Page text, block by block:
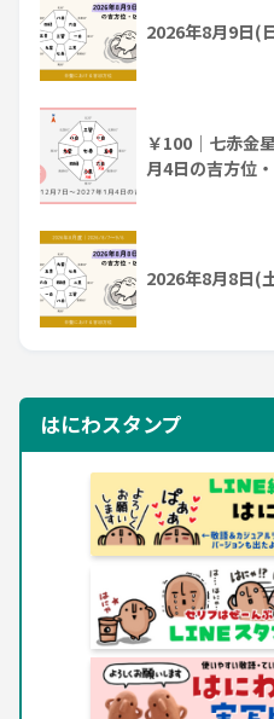
2026年8月9日(
￥100｜七赤金
月4日の吉方位
2026年8月8日(
はにわスタンプ